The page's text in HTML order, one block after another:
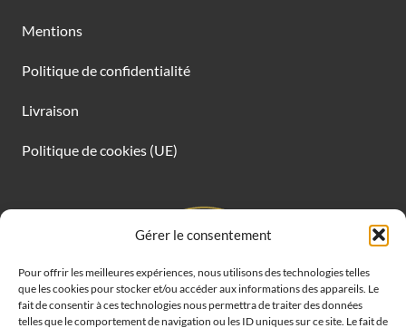
Gérer le consentement
Pour offrir les meilleures expériences, nous utilisons des technologies telles
que les cookies pour stocker et/ou accéder aux informations des appareils. Le
fait de consentir à ces technologies nous permettra de traiter des données
telles que le comportement de navigation ou les ID uniques sur ce site. Le fait de
Mentions
Politique de confidentialité
Livraison
Politique de cookies (UE)